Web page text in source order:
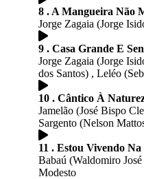
8 . A Mangueira Não
Jorge Zagaia (Jorge
9 . Casa Grande E
Jorge Zagaia (Jorge
dos Santos) , Leléo
10 . Cântico À
Jamelão (José Bispo
Sargento (Nelson
11 . Estou Vivendo Na
Babaú (Waldomiro
Modesto